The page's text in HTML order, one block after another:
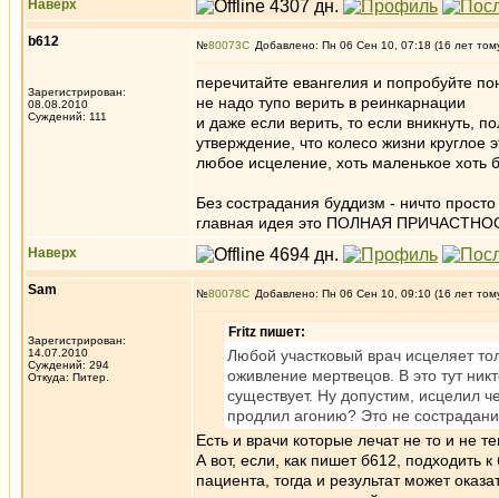
Наверх
b612
Зарегистрирован:
08.08.2010
Суждений: 111
№80073 Добавлено: Пн 06 Сен 10, 07:18 (16 лет
перечитайте евангелия и попробуйте
не надо тупо верить в реинкарнации
и даже если верить, то если вникнуть,
утверждение, что колесо жизни круглое
любое исцеление, хоть маленькое
Без сострадания буддизм - ничто
главная идея это ПОЛНАЯ
Наверх
Sam
Зарегистрирован:
14.07.2010
Суждений: 294
Откуда: Питер.
№80078 Добавлено: Пн 06 Сен 10, 09:10 (16 лет
Fritz пишет:
Любой участковый врач исцеляет
оживление мертвецов. В это тут
существует. Ну допустим, исцелил
продлил агонию? Это не
Есть и врачи которые лечат не то и не
А вот, если, как пишет б612, подходить
пациента, тогда и результат может